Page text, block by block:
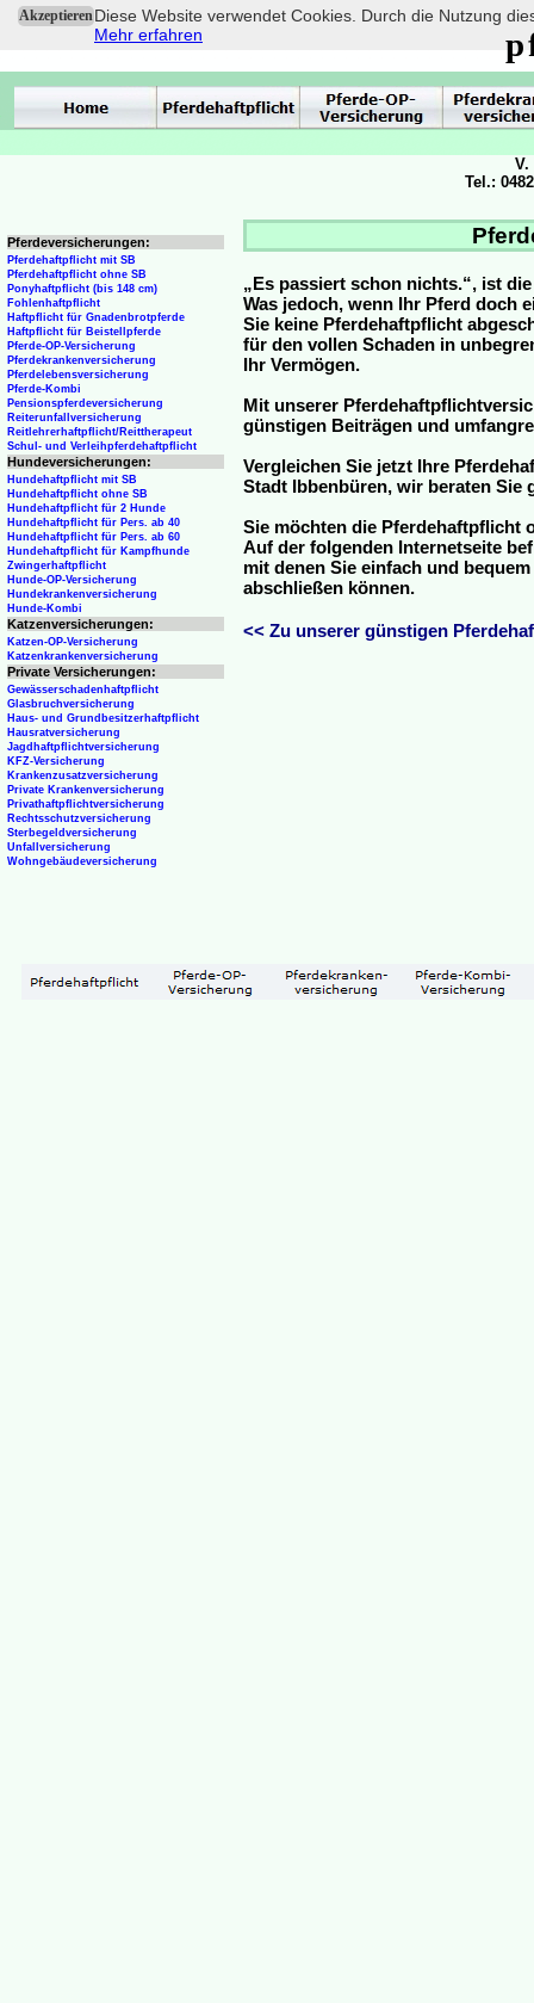
AkzeptierenDiese Website verwendet Cookies. Durch die Nutzung
Mehr erfahren
„Es passiert schon nichts.“, ist
Was jedoch, wenn Ihr Pferd doch
Sie keine Pferdehaftpflicht
für den vollen Schaden in
Ihr Vermögen.
Mit unserer
günstigen Beiträgen und
Vergleichen Sie jetzt Ihre
Stadt Ibbenbüren, wir beraten Sie
Sie möchten die Pferdehaftpflicht
Auf der folgenden Internetseite
mit denen Sie einfach und
abschließen können.
<< Zu unserer günstigen
Pferdeversicherungen:
Pferdehaftpflicht mit SB
Pferdehaftpflicht ohne SB
Ponyhaftpflicht (bis 148 cm)
Fohlenhaftpflicht
Haftpflicht für Gnadenbrotpferde
Haftpflicht für Beistellpferde
Pferde-OP-Versicherung
Pferdekrankenversicherung
Pferdelebensversicherung
Pferde-Kombi
Pensionspferdeversicherung
Reiterunfallversicherung
Reitlehrerhaftpflicht/Reittherapeut
Schul- und Verleihpferdehaftpflicht
Hundeversicherungen:
Hundehaftpflicht mit SB
Hundehaftpflicht ohne SB
Hundehaftpflicht für 2 Hunde
Hundehaftpflicht für Pers. ab 40
Hundehaftpflicht für Pers. ab 60
Hundehaftpflicht für Kampfhunde
Zwingerhaftpflicht
Hunde-OP-Versicherung
Hundekrankenversicherung
Hunde-Kombi
Katzenversicherungen:
Katzen-OP-Versicherung
Katzenkrankenversicherung
Private Versicherungen:
Gewässerschadenhaftpflicht
Glasbruchversicherung
Haus- und Grundbesitzerhaftpflicht
Hausratversicherung
Jagdhaftpflichtversicherung
KFZ-Versicherung
Krankenzusatzversicherung
Private Krankenversicherung
Privathaftpflichtversicherung
Rechtsschutzversicherung
Sterbegeldversicherung
Unfallversicherung
Wohngebäudeversicherung
V.
Tel.: